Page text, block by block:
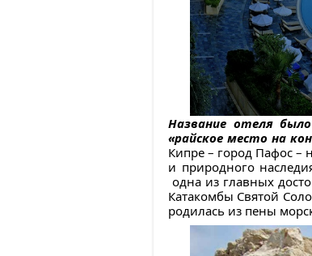
Название отеля
«райское место на
Кипре – город Пафос –
и природного
одна из главных
Катакомбы Святой
родилась из пены